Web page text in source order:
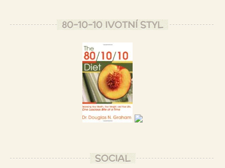
80-10-10 IVOTNÍ STYL
SOCIAL